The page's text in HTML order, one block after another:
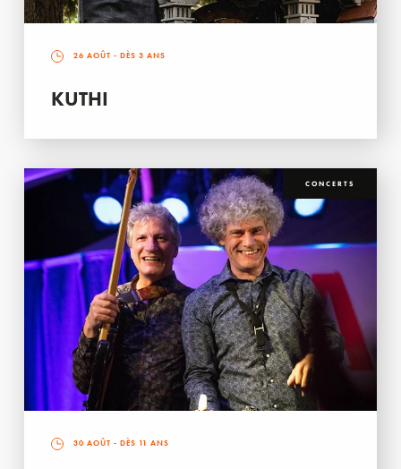
26 AOÛT - DÈS 3 ANS
KUTHI
CONCERTS
30 AOÛT - DÈS 11 ANS